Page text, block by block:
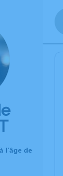
l'âge de